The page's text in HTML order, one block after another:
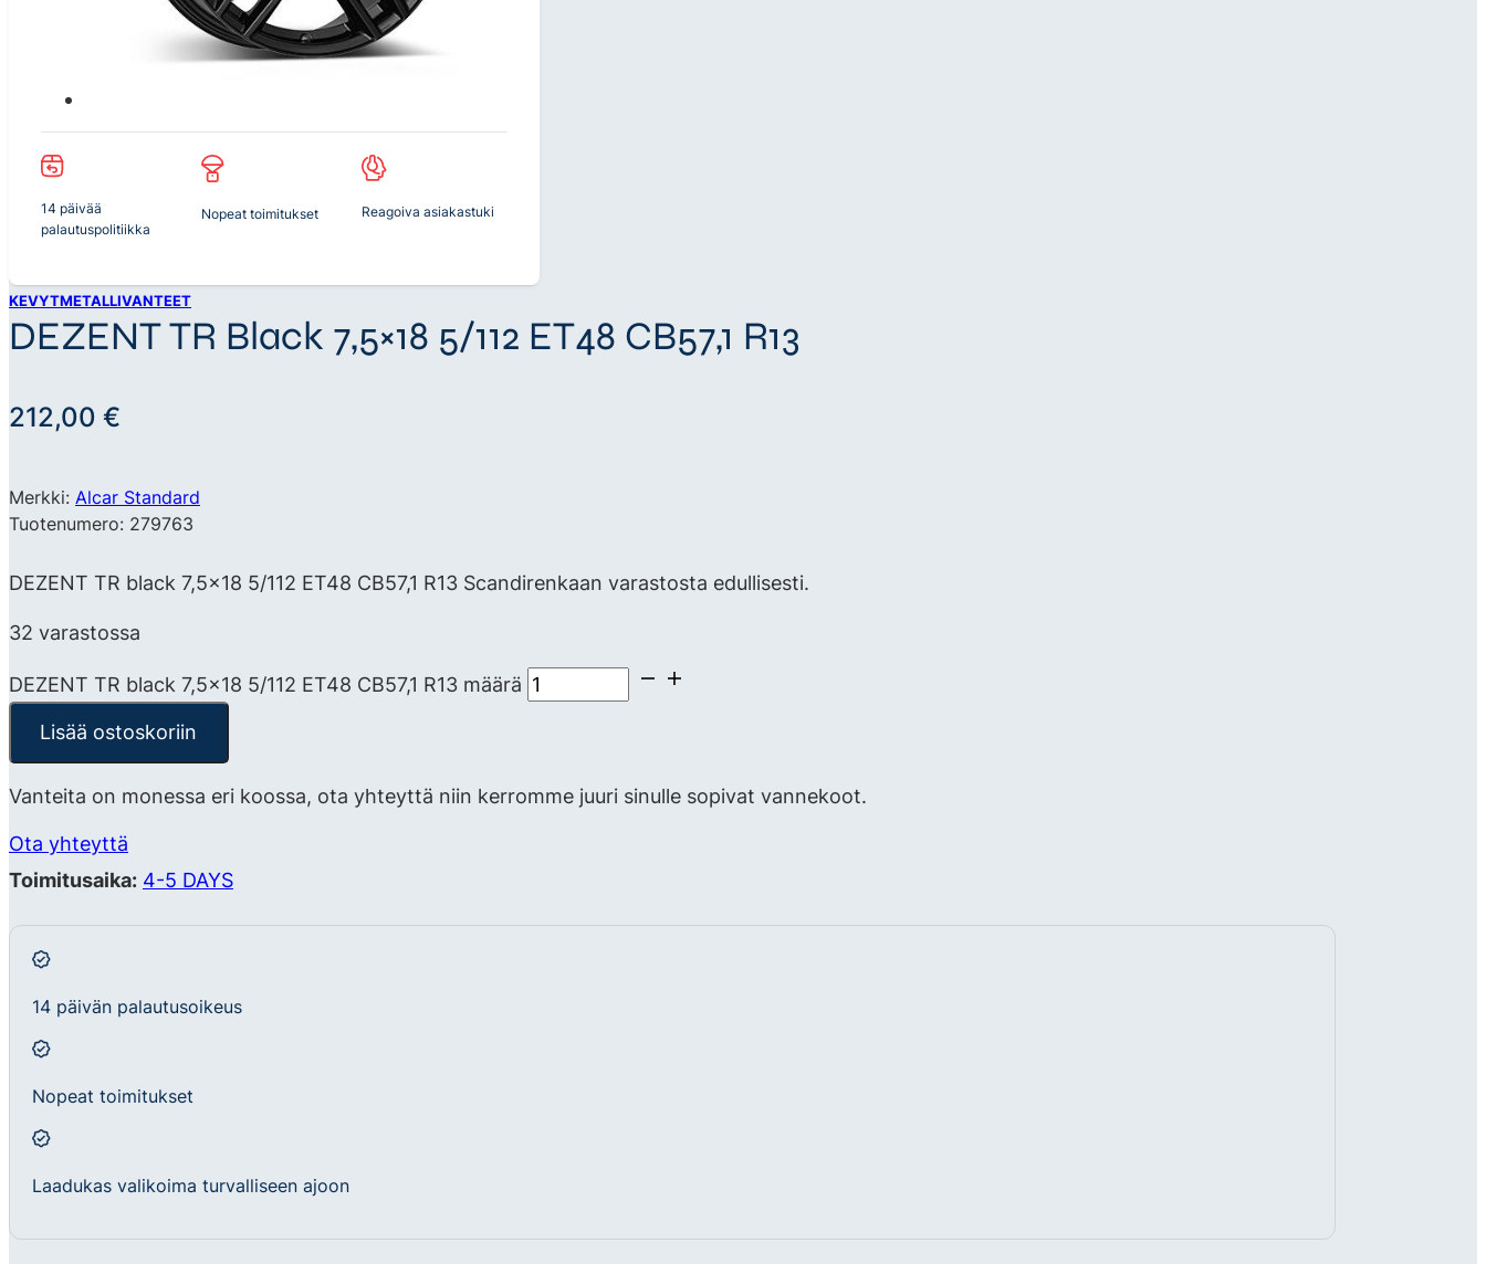
14 päivää
palautuspolitiikka
Nopeat toimitukset Reagoiva asiakastuki
KEVYTMETALLIVANTEET
DEZENT TR Black 7,5×18 5/112 ET48 CB57,1 R13
212,00 €
Merkki: Alcar Standard
Tuotenumero: 279763
DEZENT TR black 7,5×18 5/112 ET48 CB57,1 R13 Scandirenkaan varastosta edullisesti.
32 varastossa
DEZENT TR black 7,5x18 5/112 ET48 CB57,1 R13 määrä
Lisää ostoskoriin
Vanteita on monessa eri koossa, ota yhteyttä niin kerromme juuri sinulle sopivat vannekoot.
Ota yhteyttä
Toimitusaika: 4-5 DAYS
14 päivän palautusoikeus
Nopeat toimitukset
Laadukas valikoima turvalliseen ajoon